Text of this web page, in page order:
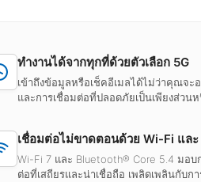
ทำงานได้จากทุกที่ด้วยตัวเลือก 5G
เข้าถึงข้อมูลหรือเช็คอีเมลได้ไม่ว่าคุณจ
และการเชื่อมต่อที่ปลอดภัยเป็นเพียงส่วน
เชื่อมต่อไม่ขาดตอนด้วย Wi-Fi แล
Wi-Fi 7 และ Bluetooth® Core 5.4 มอบ
ต่อที่เสถียรและน่าเชื่อถือ เพลิดเพลินกับ